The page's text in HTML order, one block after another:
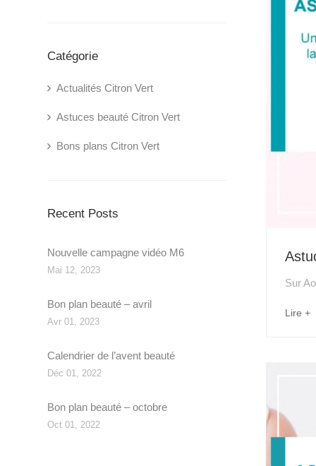
Sur
Lire +
Catégorie
Actualités Citron Vert
Astuces beauté Citron Vert
Bons plans Citron Vert
Recent Posts
Nouvelle campagne vidéo M6
Mai 12, 2023
Bon plan beauté – avril
Avr 01, 2023
Calendrier de l’avent beauté
Déc 01, 2022
Bon plan beauté – octobre
Oct 01, 2022